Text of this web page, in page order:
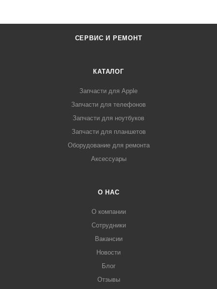
СЕРВИС И РЕМОНТ
КАТАЛОГ
Запчасти для Apple
Запчасти для телефонов
Запчасти для ноутбуков
Запчасти для планшетов
Оборудование для ремонта
Аксессуары
О НАС
О компании
Сотрудники
Вакансии
Новости
Блог
Отзывы